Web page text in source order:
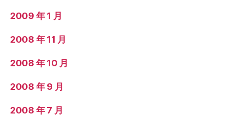
2009 年 1 月
2008 年 11 月
2008 年 10 月
2008 年 9 月
2008 年 7 月